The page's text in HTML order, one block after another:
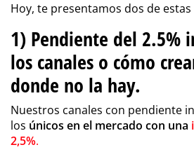
Hoy, te presentamos dos de
1) Pendiente del 2.5%
los canales o cómo
donde no la hay.
Nuestros canales con pendiente
los únicos en el mercado con una
2,5%.